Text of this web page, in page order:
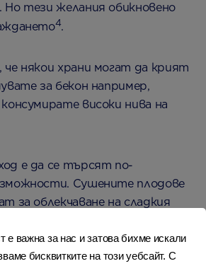
тези желания обикновено
4.
някои храни могат да крият
за бекон например,
високи нива на
е да се търсят по-
Сушените плодове
за облекчаване на сладкия
за чипс.
е важна за нас и затова бихме искали
бисквитките на този уебсайт. С